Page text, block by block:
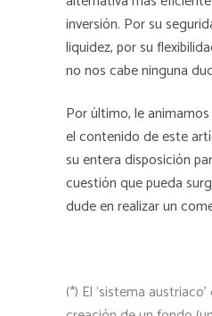
inversión. Por su
liquidez, por su
no nos cabe ninguna
Por último, le
el contenido de este
su entera disposición
cuestión que pueda
dude en realizar un
(*) El ‘sistema